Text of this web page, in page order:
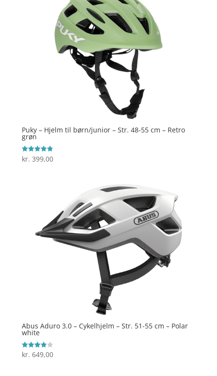
Puky – Hjelm til børn/junior – Str. 48-55 cm – Retro
grøn
Vurderet
4.9
kr. 399,00
Abus Aduro 3.0 – Cykelhjelm – Str. 51-55 cm – Polar
white
Vurderet
3.9
kr. 649,00